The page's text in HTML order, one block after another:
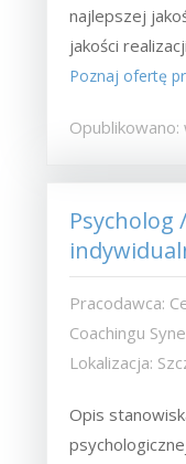
najlepszej
jakości
Poznaj ofertę
Opublikowano:
Psycholog
Pracodawca:
Coachingu
Lokalizacja:
Opis